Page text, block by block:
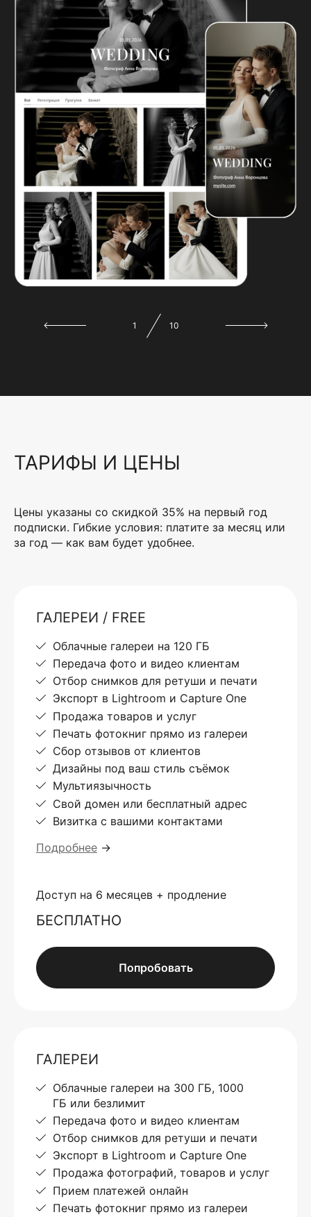
1 10
ТАРИФЫ И ЦЕНЫ
Цены указаны со скидкой 35% на первый год
подписки. Гибкие условия: платите за месяц или
за год — как вам будет удобнее.
ГАЛЕРЕИ / FREE
Облачные галереи на 120 ГБ
Передача фото и видео клиентам
Отбор снимков для ретуши и печати
Экспорт в Lightroom и Capture One
Продажа товаров и услуг
Печать фотокниг прямо из галереи
Сбор отзывов от клиентов
Дизайны под ваш стиль съёмок
Мультиязычность
Свой домен или бесплатный адрес
Визитка с вашими контактами
Подробнее →
Доступ на 6 месяцев + продление
БЕСПЛАТНО
Попробовать
ГАЛЕРЕИ
Облачные галереи на 300 ГБ, 1000
ГБ или безлимит
Передача фото и видео клиентам
Отбор снимков для ретуши и печати
Экспорт в Lightroom и Capture One
Продажа фотографий, товаров и услуг
Прием платежей онлайн
Печать фотокниг прямо из галереи